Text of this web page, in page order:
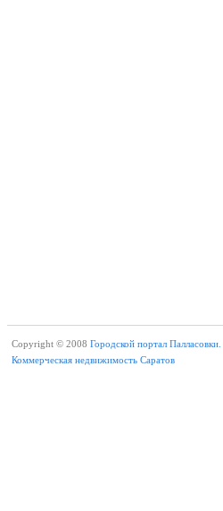
Copyright © 2008 Городской портал Палласовки.
Коммерческая недвижимость Саратов